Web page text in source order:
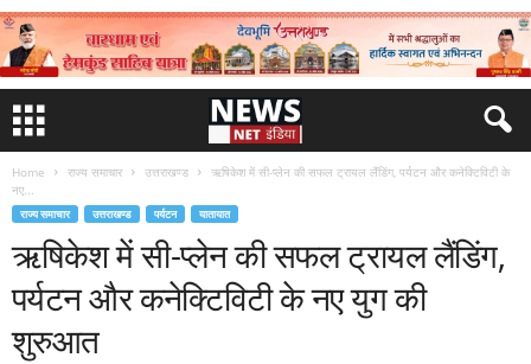
Home राज्य समाचार उत्तराखण्ड
ऋषिकेश में सी-प्लेन की सफल ट्रायल लैंडिंग, पर्यटन और कनेक्टिविटी के
नए...
राज्य समाचार उत्तराखण्ड पर्यटन यातायात
ऋषिकेश में सी-प्लेन की सफल ट्रायल लैंडिंग,
पर्यटन और कनेक्टिविटी के नए युग की
शुरुआत